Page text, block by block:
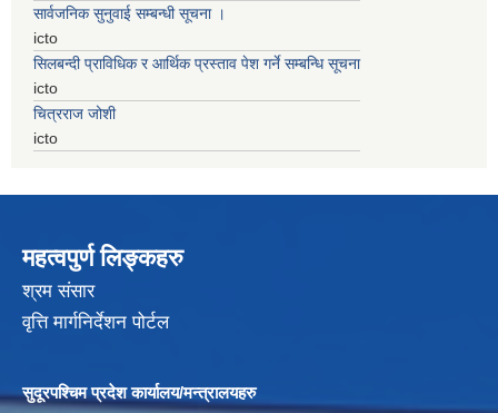
सार्वजनिक सुनुवाई सम्बन्धी सूचना ।
icto
सिलबन्दी प्राविधिक र आर्थिक प्रस्ताव पेश गर्ने सम्बन्धि सूचना
icto
चित्रराज जोशी
icto
महत्वपुर्ण लिङ्कहरु
श्रम संसार
वृत्ति मार्गनिर्देशन पोर्टल
सुदूरपश्चिम प्रदेश कार्यालय/मन्त्रालयहरु